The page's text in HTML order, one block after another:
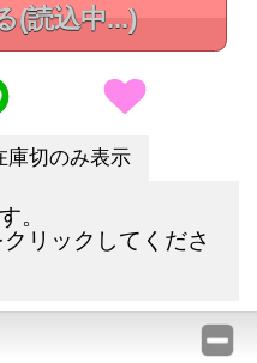
(読込中...)
庫切のみ表示
。
クリックしてくださ